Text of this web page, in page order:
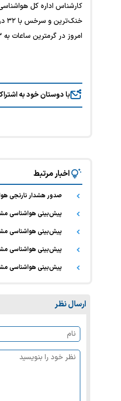
امروز در گرمترین ساعات به ۱۳ درجه و در سردترین ساعات ۷ درجه خواهد رسید
با دوستان خود به
اخبار مرتبط
صدور هشدار نارنجی
پیش‌بینی هواشناسی مشهد و خراسان رضوی
پیش‌بینی هواشناسی مشهد و خراسان رضوی، امروز
پیش‌بینی هواشناسی مشهد و خراسان رضوی،
پیش‌بینی هواشناسی مشهد و خراسان
ارسال نظر